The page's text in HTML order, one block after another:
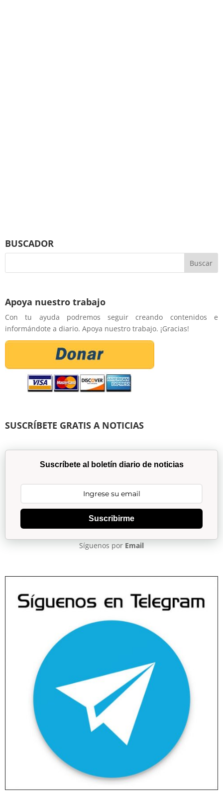
BUSCADOR
Apoya nuestro trabajo
Con tu ayuda podremos seguir creando contenidos e
informándote a diario. Apoya nuestro trabajo. ¡Gracias!
SUSCRÍBETE GRATIS A NOTICIAS
Suscríbete al boletín diario de noticias
Suscribirme
Síguenos por Email